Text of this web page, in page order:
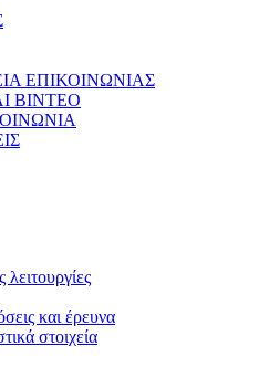
ΕΠΙΚΟΙΝΩΝΙΑΣ
ΒΙΝΤΕΟ
λειτουργίες
και έρευνα
στοιχεία